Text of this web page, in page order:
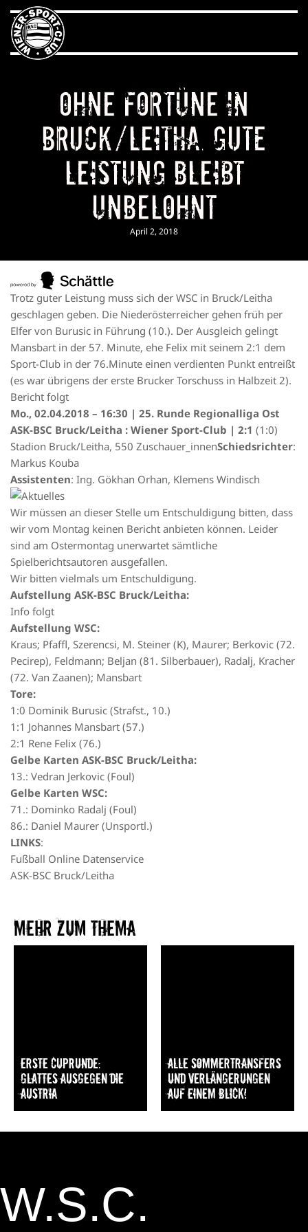
Ohne Fortüne in
Bruck/Leitha. Gute
Leistung bleibt
unbelohnt
April 2, 2018
Trotz guter Leistung muss sich der WSC in Bruck/Leitha
geschlagen geben. Die Niederösterreicher gehen früh per
Elfer von Burusic in Führung (10.). Der Ausgleich gelingt
Mansbart in der 57. Minute, ehe Felix mit seinem 2:1 dem
Sport-Club in der 76.Minute einen verdienten Punkt entreißt
(es war übrigens der erste Brucker Torschuss in Halbzeit 2).
Bericht folgt
Mo., 02.04.2018 – 16:30 | 25. Runde Regionalliga Ost
ASK-BSC Bruck/Leitha : Wiener Sport-Club | 2:1 (1:0)
Stadion Bruck/Leitha, 550 Zuschauer_innenSchiedsrichter:
Markus Kouba
Assistenten: Ing. Gökhan Orhan, Klemens Windisch
Wir müssen an dieser Stelle um Entschuldigung bitten, dass
wir vom Montag keinen Bericht anbieten können. Leider
sind am Ostermontag unerwartet sämtliche
Spielberichtsautoren ausgefallen.
Wir bitten vielmals um Entschuldigung.
Aufstellung ASK-BSC Bruck/Leitha:
Info folgt
Aufstellung WSC:
Kraus; Pfaffl, Szerencsi, M. Steiner (K), Maurer; Berkovic (72.
Pecirep), Feldmann; Beljan (81. Silberbauer), Radalj, Kracher
(72. Van Zaanen); Mansbart
Tore:
1:0 Dominik Burusic (Strafst., 10.)
1:1 Johannes Mansbart (57.)
2:1 Rene Felix (76.)
Gelbe Karten ASK-BSC Bruck/Leitha:
13.: Vedran Jerkovic (Foul)
Gelbe Karten WSC:
71.: Dominko Radalj (Foul)
86.: Daniel Maurer (Unsportl.)
LINKS:
Fußball Online Datenservice
ASK-BSC Bruck/Leitha
Mehr zum Thema​
Erste Cuprunde:
Glattes Ausgegen die
Austria
Alle Sommertransfers
und Verlängerungen
auf einem Blick!
W.S.C.